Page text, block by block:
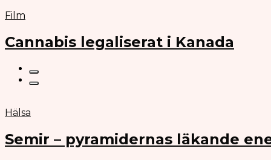
Film
Cannabis legaliserat i Kanada
Hälsa
Semir – pyramidernas läkande